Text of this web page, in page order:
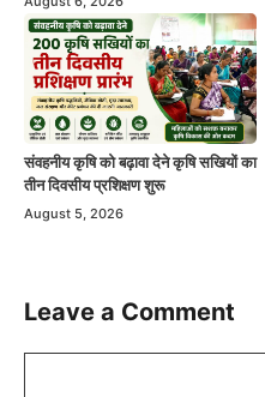
संवहनीय कृषि को बढ़ावा देने कृषि सखियों का
तीन दिवसीय प्रशिक्षण शुरू
August 5, 2026
Leave a Comment